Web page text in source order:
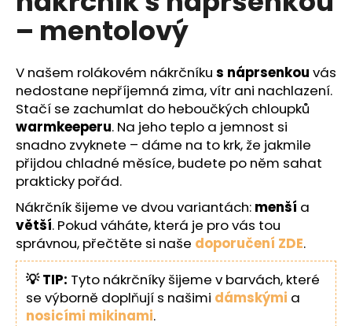
hvězdiček.
– mentolový
V našem rolákovém nákrčníku s náprsenkou vás
nedostane nepříjemná zima, vítr ani nachlazení.
Stačí se zachumlat do heboučkých chloupků
warmkeeperu. Na jeho teplo a jemnost si
snadno zvyknete – dáme na to krk, že jakmile
přijdou chladné měsíce, budete po něm sahat
prakticky pořád.
Nákrčník šijeme ve dvou variantách: menší a
větší. Pokud váháte, která je pro vás tou
správnou, přečtěte si naše doporučení ZDE.
💡 TIP: Tyto nákrčníky šijeme v barvách, které
se výborně doplňují s našimi dámskými a
nosicími mikinami.
j
m
e